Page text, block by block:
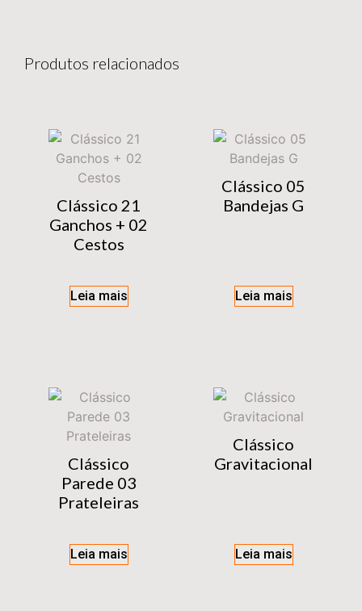
Produtos relacionados
Clássico 21
Ganchos + 02
Cestos
Leia mais
Clássico 05
Bandejas G
Leia mais
Clássico
Parede 03
Prateleiras
Leia mais
Clássico
Gravitacional
Leia mais